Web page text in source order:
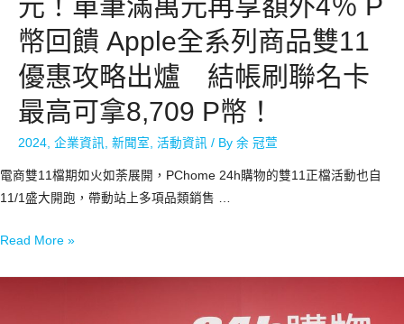
元！單筆滿萬元再享額外4％ P
幣回饋 Apple全系列商品雙11
優惠攻略出爐 結帳刷聯名卡
最高可拿8,709 P幣！
2024, 企業資訊, 新聞室, 活動資訊 / By 余 冠萱
電商雙11檔期如火如荼展開，PChome 24h購物的雙11正檔活動也自
11/1盛大開跑，帶動站上多項品類銷售 …
Read More »